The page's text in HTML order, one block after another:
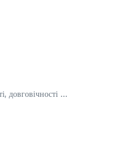
довговічності ...